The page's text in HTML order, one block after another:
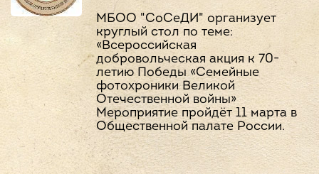
МБОО "СоСеДИ" организует
круглый стол по теме:
«Всероссийская
добровольческая акция к 70-
летию Победы «Семейные
фотохроники Великой
Отечественной войны»
Мероприятие пройдёт 11 марта в
Общественной палате России.